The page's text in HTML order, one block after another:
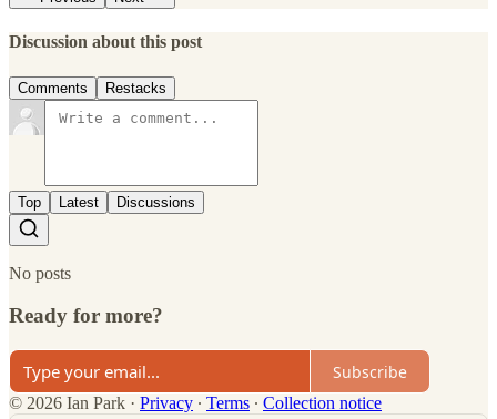
Discussion about this post
Comments Restacks
Top Latest Discussions
No posts
Ready for more?
Subscribe
© 2026 Ian Park · Privacy ∙ Terms ∙ Collection notice